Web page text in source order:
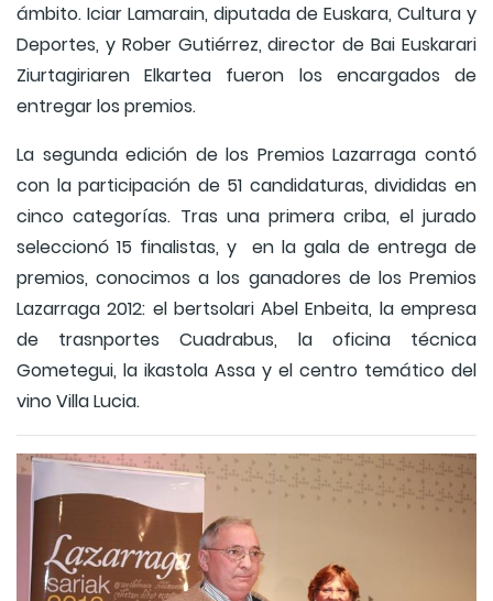
ámbito. Iciar Lamarain, diputada de Euskara, Cultura y
Deportes, y Rober Gutiérrez, director de Bai Euskarari
Ziurtagiriaren Elkartea fueron los encargados de
entregar los premios.
La segunda edición de los Premios Lazarraga contó
con la participación de 51 candidaturas, divididas en
cinco categorías. Tras una primera criba, el jurado
seleccionó 15 finalistas, y en la gala de entrega de
premios, conocimos a los ganadores de los Premios
Lazarraga 2012: el bertsolari Abel Enbeita, la empresa
de trasnportes Cuadrabus, la oficina técnica
Gometegui, la ikastola Assa y el centro temático del
vino Villa Lucia.